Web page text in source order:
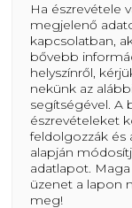
Ha észrevétele
megjelenő
kapcsolatban,
bővebb
helyszínről,
nekünk az
segítségével. A
észrevételeket
feldolgozzák és
alapján
adatlapot.
üzenet a lapon
meg!